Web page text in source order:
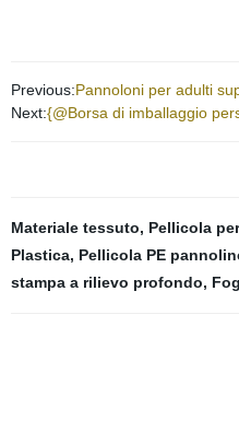
Previous:Pannoloni per adulti
Next:{@Borsa di imballaggio
Materiale tessuto, Pellicola
Plastica, Pellicola PE
stampa a rilievo profondo,